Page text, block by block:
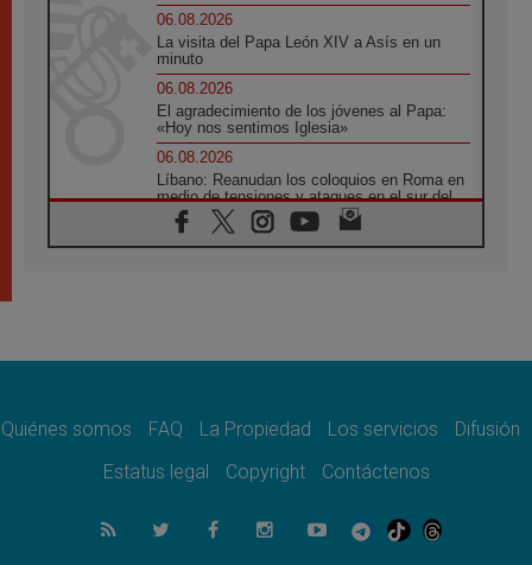
06.08.2026
La visita del Papa León XIV a Asís en un
minuto
06.08.2026
El agradecimiento de los jóvenes al Papa:
«Hoy nos sentimos Iglesia»
06.08.2026
Líbano: Reanudan los coloquios en Roma en
medio de tensiones y ataques en el sur del
país
06.08.2026
noticia para todo el Uruguay
León XIV: La revolución del Evangelio
06.08.2026
La Iglesia en Ceuta: caridad y esperanza
Quiénes somos FAQ La Propiedad Los servicios
Difusión
Estatus legal
Copyright Contáctenos